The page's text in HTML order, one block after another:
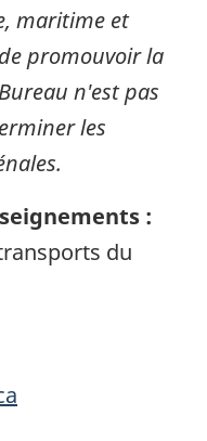
maritime et
promouvoir la
n'est pas
les
:
du